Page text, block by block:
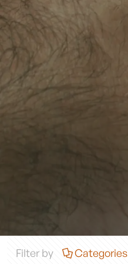
Filter by Categories